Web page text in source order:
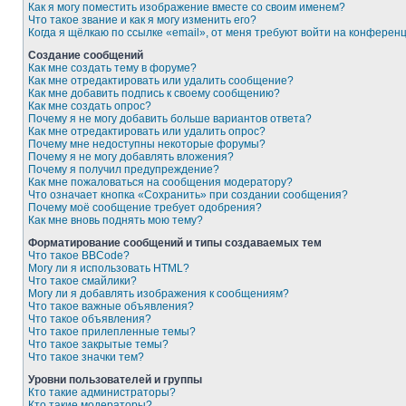
Как я могу поместить изображение вместе со своим именем?
Что такое звание и как я могу изменить его?
Когда я щёлкаю по ссылке «email», от меня требуют войти на
Создание сообщений
Как мне создать тему в форуме?
Как мне отредактировать или удалить сообщение?
Как мне добавить подпись к своему сообщению?
Как мне создать опрос?
Почему я не могу добавить больше вариантов ответа?
Как мне отредактировать или удалить опрос?
Почему мне недоступны некоторые форумы?
Почему я не могу добавлять вложения?
Почему я получил предупреждение?
Как мне пожаловаться на сообщения модератору?
Что означает кнопка «Сохранить» при создании сообщения?
Почему моё сообщение требует одобрения?
Как мне вновь поднять мою тему?
Форматирование сообщений и типы создаваемых тем
Что такое BBCode?
Могу ли я использовать HTML?
Что такое смайлики?
Могу ли я добавлять изображения к сообщениям?
Что такое важные объявления?
Что такое объявления?
Что такое прилепленные темы?
Что такое закрытые темы?
Что такое значки тем?
Уровни пользователей и группы
Кто такие администраторы?